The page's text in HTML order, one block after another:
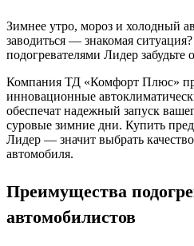
Зимнее утро, мороз и холодный
заводиться — знакомая
подогревателями Лидер забудьте
Компания ТД «Комфорт Плюс»
инновационные
обеспечат надежный запуск
суровые зимние дни. Купить
Лидер — значит выбрать
автомобиля.
Преимущества
автомобилистов